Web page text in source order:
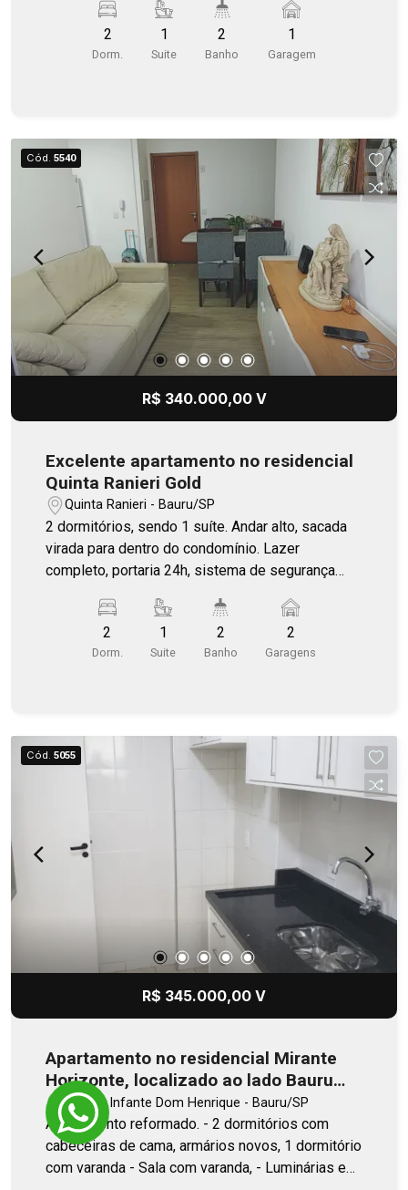
2
Dorm.
1
Suite
2
Banho
1
Garagem
Cód. 5540
R$ 340.000,00 V
Excelente apartamento no residencial
Quinta Ranieri Gold
Quinta Ranieri - Bauru/SP
2 dormitórios, sendo 1 suíte. Andar alto, sacada
virada para dentro do condomínio. Lazer
completo, portaria 24h, sistema de segurança
mais! Agende sua visita!
2
Dorm.
1
Suite
2
Banho
2
Garagens
Cód. 5055
R$ 345.000,00 V
Apartamento no residencial Mirante
Horizonte, localizado ao lado Bauru
Shopping
Jardim Infante Dom Henrique - Bauru/SP
Apartamento reformado. - 2 dormitórios com
cabeceiras de cama, armários novos, 1 dormitório
com varanda - Sala com varanda, - Luminárias em